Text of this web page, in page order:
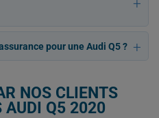
pour une Audi Q5 ?
NOS CLIENTS
AUDI Q5 2020